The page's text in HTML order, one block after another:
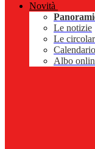
Novità
Le notizie
Le
Albo